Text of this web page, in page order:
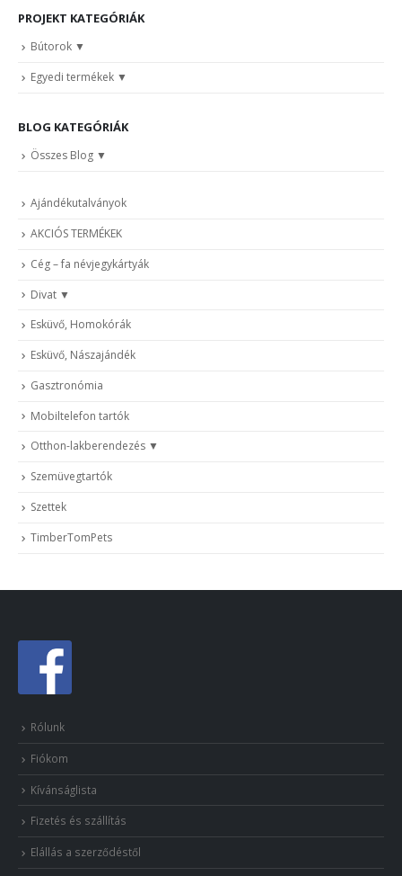
PROJEKT KATEGÓRIÁK
Bútorok
Egyedi termékek
BLOG KATEGÓRIÁK
Összes Blog
Ajándékutalványok
AKCIÓS TERMÉKEK
Cég – fa névjegykártyák
Divat
Esküvő, Homokórák
Esküvő, Nászajándék
Gasztronómia
Mobiltelefon tartók
Otthon-lakberendezés
Szemüvegtartók
Szettek
TimberTomPets
Rólunk
Fiókom
Kívánságlista
Fizetés és szállítás
Elállás a szerződéstől